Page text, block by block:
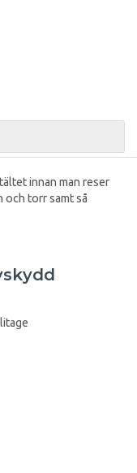
innan man reser
torr samt så